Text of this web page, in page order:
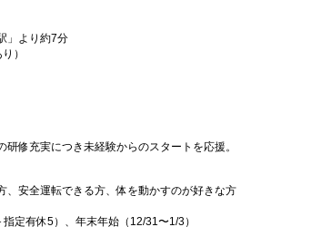
」より約7分
）
修充実につき未経験からのスタートを応援。
、安全運転できる方、体を動かすのが好きな方
定有休5）、年末年始（12/31〜1/3）